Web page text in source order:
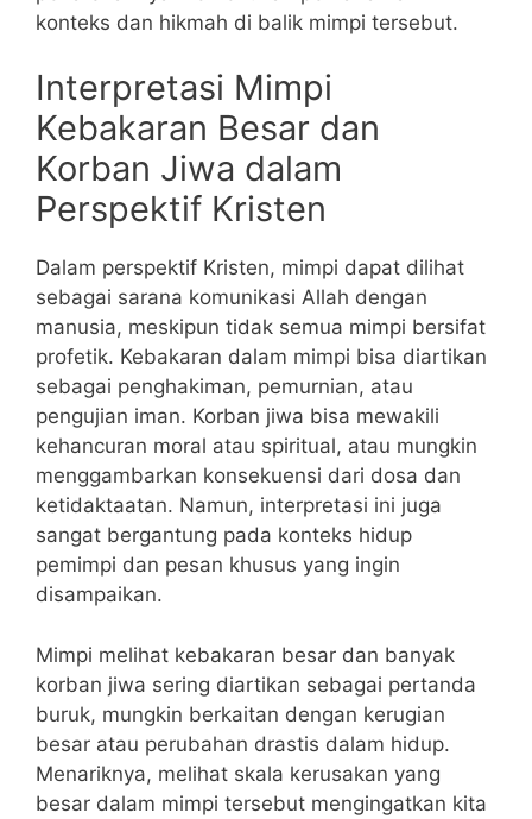
konteks dan hikmah di balik mimpi tersebut.
Interpretasi Mimpi
Kebakaran Besar dan
Korban Jiwa dalam
Perspektif Kristen
Dalam perspektif Kristen, mimpi dapat dilihat
sebagai sarana komunikasi Allah dengan
manusia, meskipun tidak semua mimpi bersifat
profetik. Kebakaran dalam mimpi bisa diartikan
sebagai penghakiman, pemurnian, atau
pengujian iman. Korban jiwa bisa mewakili
kehancuran moral atau spiritual, atau mungkin
menggambarkan konsekuensi dari dosa dan
ketidaktaatan. Namun, interpretasi ini juga
sangat bergantung pada konteks hidup
pemimpi dan pesan khusus yang ingin
disampaikan.
Mimpi melihat kebakaran besar dan banyak
korban jiwa sering diartikan sebagai pertanda
buruk, mungkin berkaitan dengan kerugian
besar atau perubahan drastis dalam hidup.
Menariknya, melihat skala kerusakan yang
besar dalam mimpi tersebut mengingatkan kita